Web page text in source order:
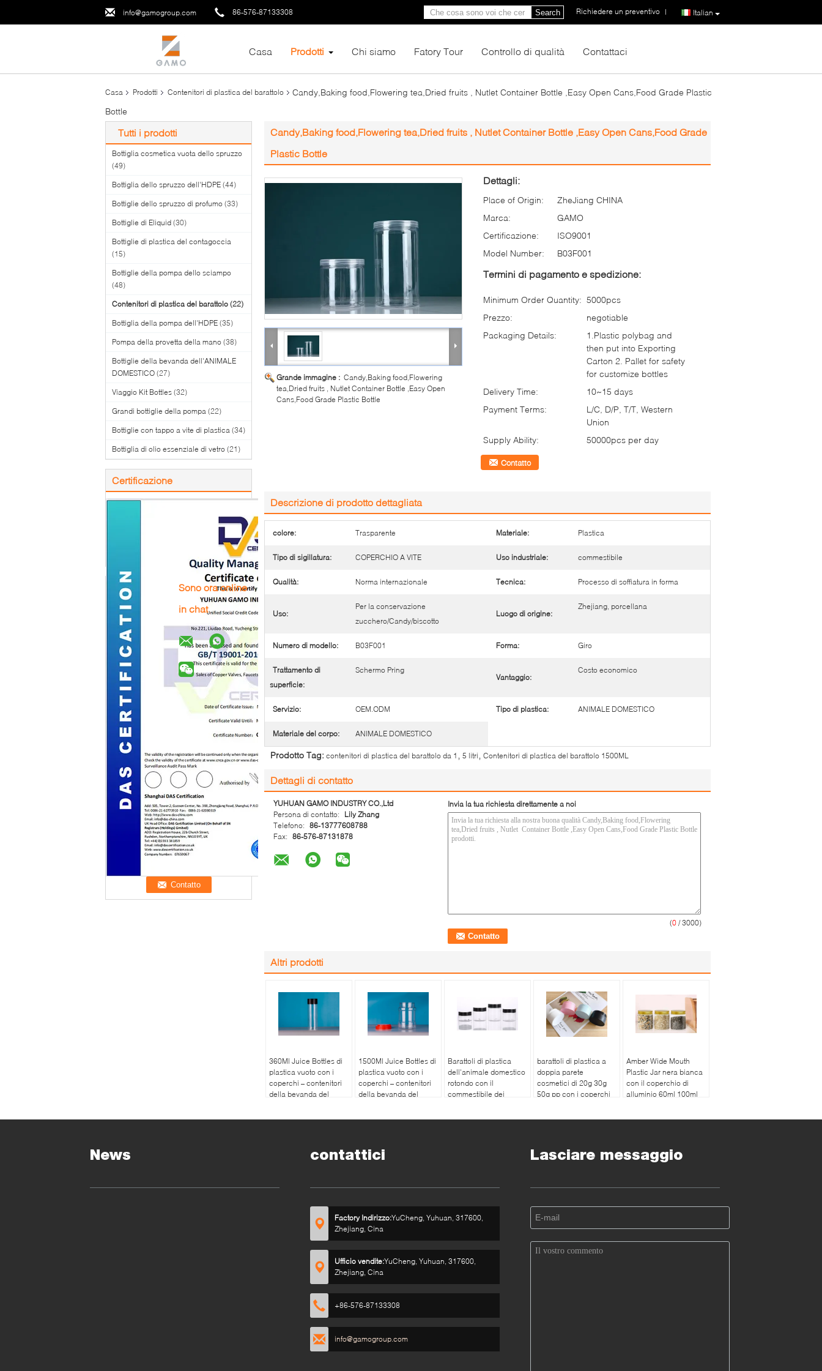
info@gamogroup.com 86-576-87133308 Italian
Richiedere un preventivo |
Search
Casa Prodotti Chi siamo Fatory Tour Controllo di qualità Contattaci
Casa Prodotti Contenitori di plastica del barattolo
Candy,Baking food,Flowering tea,Dried fruits , Nutlet Container Bottle ,Easy Open Cans,Food Grade Plastic
Bottle
Tutti i prodotti
Bottiglia cosmetica vuota dello spruzzo
(49)
Bottiglia dello spruzzo dell'HDPE (44)
Bottiglie dello spruzzo di profumo (33)
Bottiglie di Eliquid (30)
Bottiglie di plastica del contagoccia
(15)
Bottiglie della pompa dello sciampo
(48)
Contenitori di plastica del barattolo (22)
Bottiglia della pompa dell'HDPE (35)
Pompa della provetta della mano (38)
Bottiglie della bevanda dell'ANIMALE
DOMESTICO (27)
Viaggio Kit Bottles (32)
Grandi bottiglie della pompa (22)
Bottiglie con tappo a vite di plastica (34)
Bottiglia di olio essenziale di vetro (21)
Certificazione
Sono ora online
in chat
Candy,Baking food,Flowering tea,Dried fruits , Nutlet Container Bottle ,Easy Open Cans,Food Grade
Plastic Bottle
Grande immagine : Candy,Baking food,Flowering
tea,Dried fruits , Nutlet Container Bottle ,Easy Open
Cans,Food Grade Plastic Bottle
Dettagli:
Place of Origin:
ZheJiang CHINA
Marca:
GAMO
Certificazione:
ISO9001
Model Number:
B03F001
Termini di pagamento e spedizione:
Minimum Order Quantity: 5000pcs
Prezzo:
negotiable
Packaging Details:
1.Plastic polybag and
then put into Exporting
Carton 2. Pallet for safety
for customize bottles
Delivery Time:
10~15 days
Payment Terms:
L/C, D/P, T/T, Western
Union
Supply Ability:
50000pcs per day
Contatto
Descrizione di prodotto dettagliata
colore: Trasparente Materiale: Plastica
Tipo di sigillatura: COPERCHIO A VITE Uso industriale: commestibile
Qualità: Norma internazionale Tecnica: Processo di soffiatura in forma
Uso:
Per la conservazione
zucchero/Candy/biscotto
Luogo di origine:
Zhejiang, porcellana
Numero di modello: B03F001 Forma: Giro
Trattamento di
superficie:
Schermo Pring
Vantaggio:
Costo economico
Servizio: OEM.ODM Tipo di plastica: ANIMALE DOMESTICO
Materiale del corpo: ANIMALE DOMESTICO
Prodotto Tag: contenitori di plastica del barattolo da 1 5 litri Contenitori di plastica del barattolo 1500ML
Dettagli di contatto
YUHUAN GAMO INDUSTRY CO.,Ltd
Persona di contatto:
Lily Zhang
Telefono: 86-13777608788
Fax: 86-576-87131878
Invia la tua richiesta direttamente a noi
(0 / 3000)
Altri prodotti
360Ml Juice Bottles di
plastica vuoto con i
coperchi – contenitori
della bevanda del
1500Ml Juice Bottles di
plastica vuoto con i
coperchi – contenitori
della bevanda del
Barattoli di plastica
dell'animale domestico
rotondo con il
commestibile dei
barattoli di plastica a
doppia parete
cosmetici di 20g 30g
50g pp con i coperchi
Amber Wide Mouth
Plastic Jar nera bianca
con il coperchio di
alluminio 60ml 100ml
News contattici
Factory Indirizzo:YuCheng, Yuhuan, 317600,
Zhejiang, Cina
Ufficio vendite:YuCheng, Yuhuan, 317600,
Zhejiang, Cina
+86-576-87133308
info@gamogroup.com
Lasciare messaggio